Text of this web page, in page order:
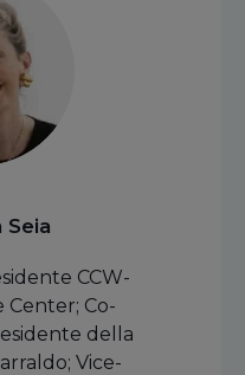
Seia
CCW-
Co-
della
Vice-